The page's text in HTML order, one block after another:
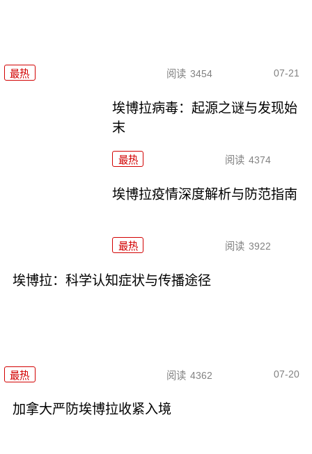
最热 阅读 3454 07-21
埃博拉病毒：起源之谜与发现始
末
最热 阅读 4374
埃博拉疫情深度解析与防范指南
最热 阅读 3922
埃博拉：科学认知症状与传播途径
最热 阅读 4362 07-20
加拿大严防埃博拉收紧入境